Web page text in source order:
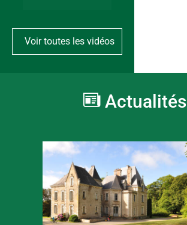
Voir toutes les vidéos
Actualités